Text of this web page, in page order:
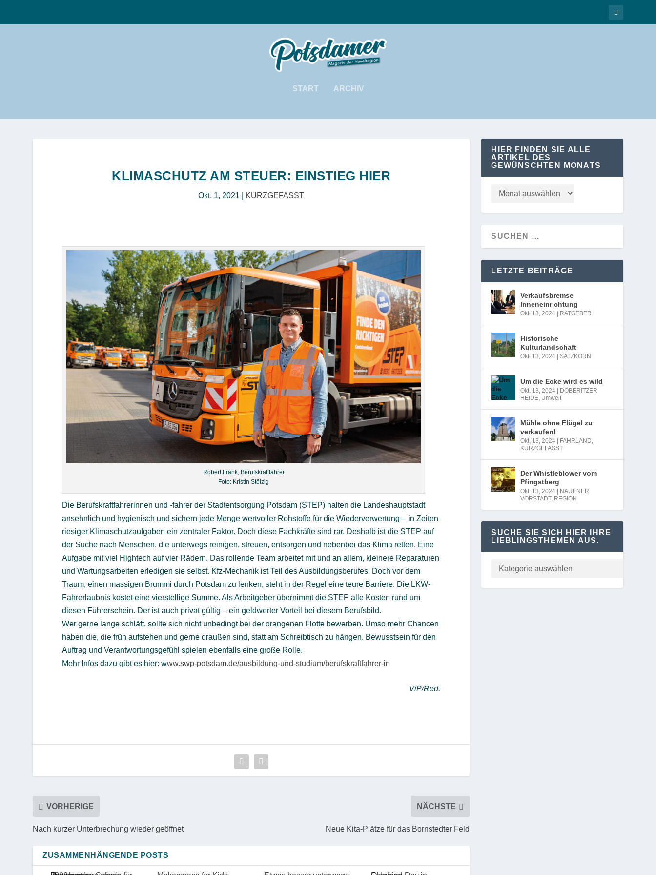
START ARCHIV
KLIMASCHUTZ AM STEUER: EINSTIEG HIER
Okt. 1, 2021 KURZGEFASST
Robert Frank, Berufskraftfahrer
Foto: Kristin Stölzig
Die Berufskraftfahrerinnen und -fahrer der Stadtentsorgung Potsdam (STEP) halten die Landeshauptstadt
ansehnlich und hygienisch und sichern jede Menge wertvoller Rohstoffe für die Wiederverwertung – in Zeiten
riesiger Klimaschutzaufgaben ein zentraler Faktor. Doch diese Fachkräfte sind rar. Deshalb ist die STEP auf
der Suche nach Menschen, die unterwegs reinigen, streuen, entsorgen und nebenbei das Klima retten. Eine
Aufgabe mit viel Hightech auf vier Rädern. Das rollende Team arbeitet mit und an allem, kleinere Reparaturen
und Wartungsarbeiten erledigen sie selbst. Kfz-Mechanik ist Teil des Ausbildungsberufes. Doch vor dem
Traum, einen massigen Brummi durch Potsdam zu lenken, steht in der Regel eine teure Barriere: Die LKW-
Fahrerlaubnis kostet eine vierstellige Summe. Als Arbeitgeber übernimmt die STEP alle Kosten rund um
diesen Führerschein. Der ist auch privat gültig – ein geldwerter Vorteil bei diesem Berufsbild.
Wer gerne lange schläft, sollte sich nicht unbedingt bei der orangenen Flotte bewerben. Umso mehr Chancen
haben die, die früh aufstehen und gerne draußen sind, statt am Schreibtisch zu hängen. Bewusstsein für den
Auftrag und Verantwortungsgefühl spielen ebenfalls eine große Rolle.
Mehr Infos dazu gibt es hier: www.swp-potsdam.de/ausbildung-und-studium/berufskraftfahrer-in
ViP/Red.
VORHERIGE
Nach kurzer Unterbrechung wieder geöffnet
NÄCHSTE
Neue Kita-Plätze für das Bornstedter Feld
ZUSAMMENHÄNGENDE POSTS
HIER FINDEN SIE ALLE
ARTIKEL DES
GEWÜNSCHTEN MONATS
LETZTE BEITRÄGE
Verkaufsbremse
Inneneinrichtung
Okt. 13, 2024 RATGEBER
Historische
Kulturlandschaft
Okt. 13, 2024 |SATZKORN
Um die Ecke wird es wild
Okt. 13, 2024
DÖBERITZER
HEIDE, Umwelt
Mühle ohne Flügel zu
verkaufen!
Okt. 13, 2024 FAHRLAND,
KURZGEFASST
Der Whistleblower vom
Pfingstberg
Okt. 13, 2024
NAUENER
VORSTADT, REGION
SUCHE SIE SICH HIER IHRE
LIEBLINGSTHEMEN AUS.